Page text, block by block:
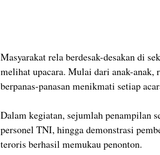
Masyarakat rela berdesak-desakan di
melihat upacara. Mulai dari anak-anak,
berpanas-panasan menikmati setiap
Dalam kegiatan, sejumlah penampilan
personel TNI, hingga demonstrasi
teroris berhasil memukau penonton.